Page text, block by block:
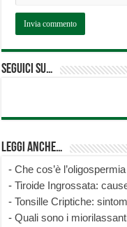
Seguici su…
Leggi anche…
-Che cos’è
-Tiroide Ingrossata:
-Tonsille Criptiche:
-Quali sono i